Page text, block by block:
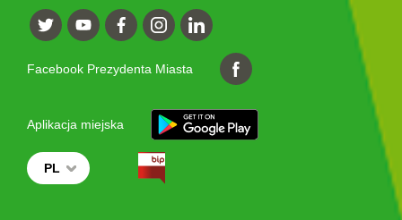
Facebook Prezydenta Miasta
Aplikacja miejska
PL